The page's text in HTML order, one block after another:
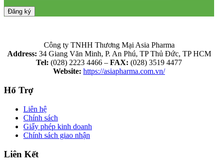
Công ty TNHH Thương Mại Asia Pharma
Address: 34 Giang Văn Minh, P. An Phú, TP Thủ Đức, TP HCM
Tel: (028) 2223 4466 – FAX: (028) 3519 4477
Website: https://asiapharma.com.vn/
Hổ Trợ
Liên hệ
Chính sách
Giấy phép kinh doanh
Chính sách giao nhận
Liên Kết